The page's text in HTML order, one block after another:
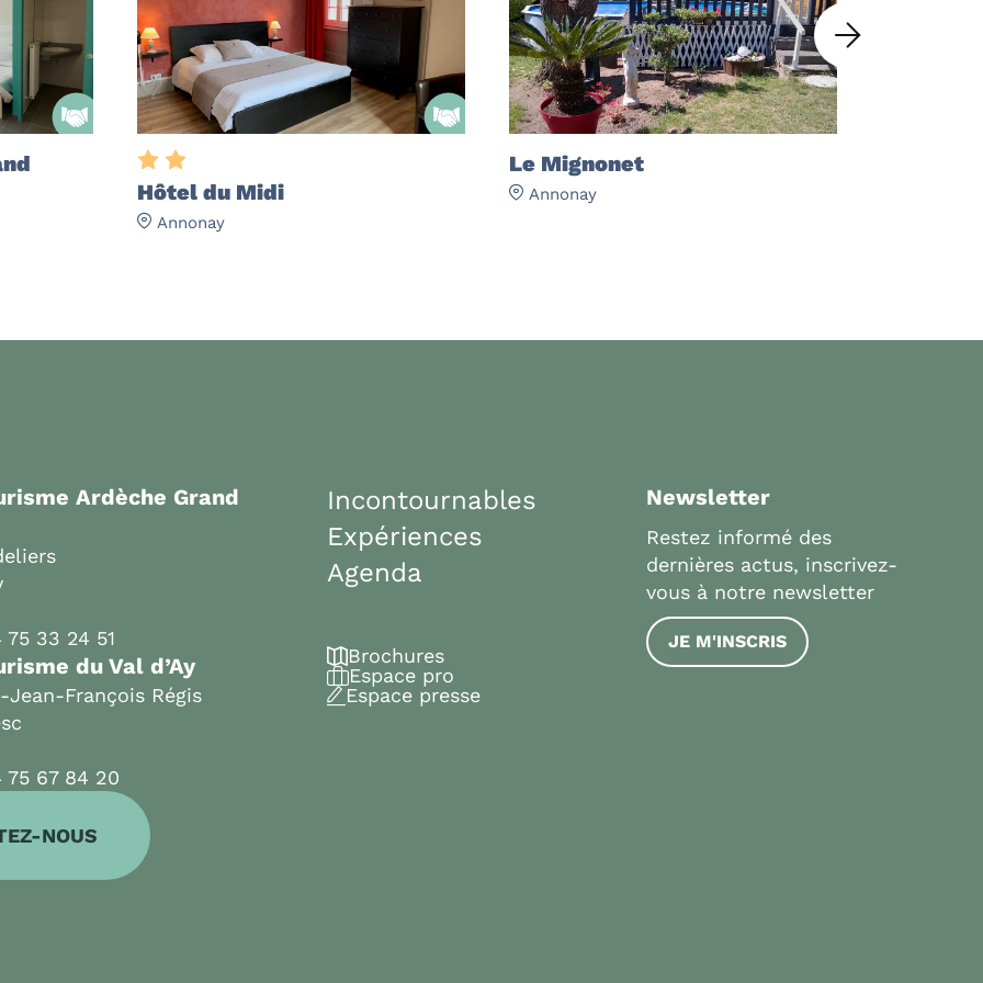
Hôtel du Midi
Annonay
Le Mignonet
Annonay
Ardèche Grand
75 33 24 51
du Val d’Ay
François Régis
75 67 84 20
NOUS
Incontournables
Expériences
Agenda
Brochures
Espace pro
Espace presse
Newsletter
Restez informé des
dernières actus, inscrivez-
vous à notre newsletter
JE M'INSCRIS